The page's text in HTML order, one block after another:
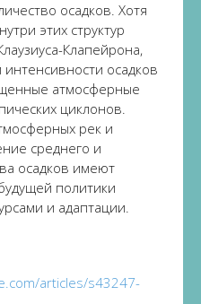
осадков. Хотя
этих структур
Клапейрона,
осадков
атмосферные
циклонов.
рек и
среднего и
осадков имеют
политики
и адаптации.
articles/s43247-